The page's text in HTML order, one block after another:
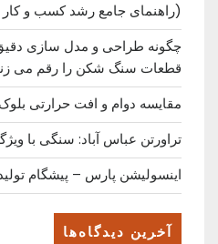
(راهنمای جامع رشد کسب ‌و
چگونه طراحی و مدل سازی دقیق،
قطعات سنگ شکن را رقم می
مقایسه دوام و افت حرارتی
تراورتن عباس آباد: سنگی با
اینسولیشن پارس – پیشگام
آخرین دیدگاه‌ها